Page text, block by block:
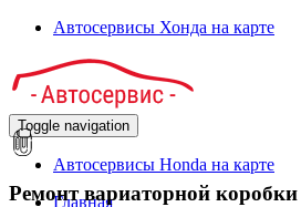
Автосервисы Хонда на карте
Toggle navigation
Автосервисы Honda на карте
Главная
Ремонт вариаторной